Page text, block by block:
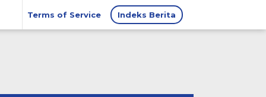
Terms of Service Indeks Berita